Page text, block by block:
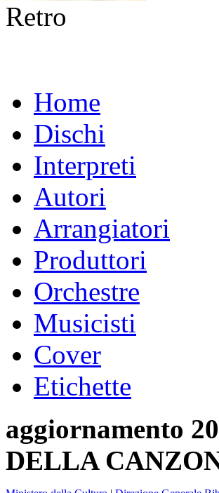
Retro
Home
Dischi
Interpreti
Autori
Arrangiatori
Produttori
Orchestre
Musicisti
Cover
Etichette
aggiornamento
DELLA